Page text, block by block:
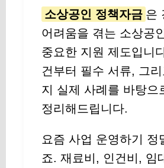
소상공인 정책자금 은
어려움을 겪는 소상공
중요한 지원 제도입니
건부터 필수 서류, 그
지 실제 사례를 바탕으
정리해드립니다.
요즘 사업 운영하기 정
죠. 재료비, 인건비, 임